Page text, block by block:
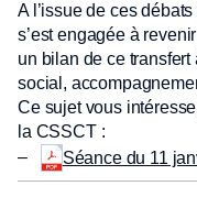
A l’issue de ces
s’est engagée à
un bilan de ce
social,
Ce sujet vous
la CSSCT :
–
Séance du 11